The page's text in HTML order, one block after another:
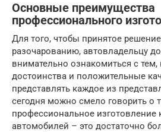
Основные преимущества
профессионального
Для того, чтобы принятое
разочарованию, автовладельцу
внимательно ознакомиться с
достоинства и положительные
представлять каждое из
сегодня можно смело говорить о
профессиональное изготовление
автомобилей – это достаточно